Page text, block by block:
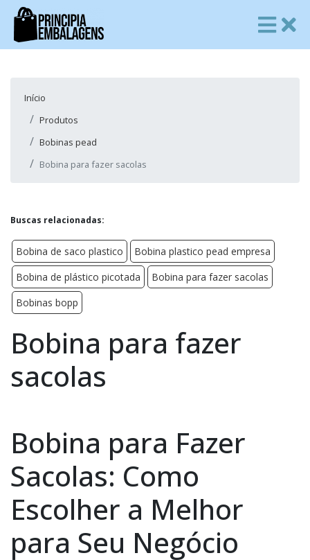
Início
Produtos
Bobinas pead
Bobina para fazer sacolas
Buscas relacionadas:
Bobina de saco plastico
Bobina plastico pead empresa
Bobina de plástico picotada
Bobina para fazer sacolas
Bobinas bopp
Bobina para fazer
sacolas
Bobina para Fazer
Sacolas: Como
Escolher a Melhor
para Seu Negócio